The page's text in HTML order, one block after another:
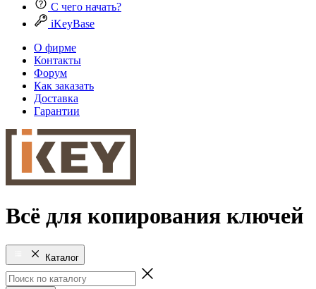
С чего начать?
iKeyBase
О фирме
Контакты
Форум
Как заказать
Доставка
Гарантии
Всё для копирования ключей
Каталог